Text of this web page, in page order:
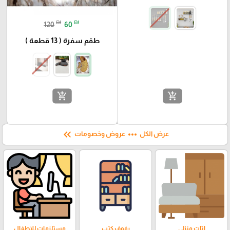
add_shopping_cart
120 ₪ 60 ₪
طقم سفرة ( 13 قطعة )
add_shopping_cart
عرض الكل more_horiz عروض وخصومات keyboard_double_arrow_left
اثاث منزلي رفوف كتب مستلزمات للاطفال